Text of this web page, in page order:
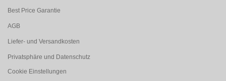
Best Price Garantie
AGB
Liefer- und Versandkosten
Privatsphäre und Datenschutz
Cookie Einstellungen